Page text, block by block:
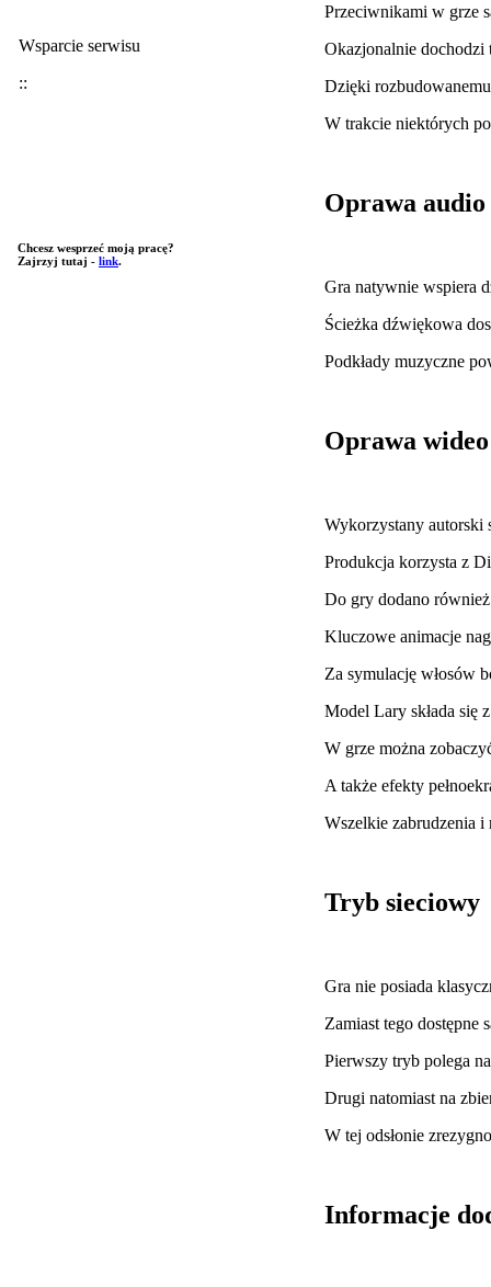
Wsparcie serwisu
::
Chcesz wesprzeć moją pracę?
Zajrzyj tutaj - link.
Przeciwnikami w grze
Okazjonalnie
Dzięki
W trakcie niektórych
Oprawa audio
Gra natywnie wspiera
Ścieżka dźwiękowa
Podkłady muzyczne
Oprawa wideo
Wykorzystany autorski
Produkcja korzysta z
Do gry dodano
Kluczowe animacje
Za symulację włosów
Model Lary składa się
W grze można
A także efekty
Wszelkie zabrudzenia i
Tryb sieciowy
Gra nie posiada
Zamiast tego dostępne
Pierwszy tryb polega
Drugi natomiast na
W tej odsłonie
Informacje